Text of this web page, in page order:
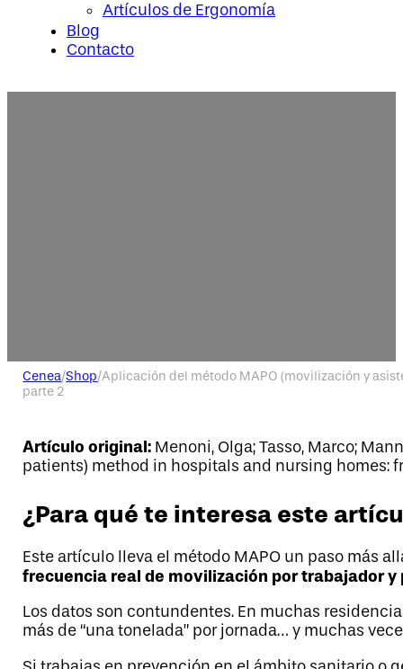
Artículos de Ergonomía
Blog
Contacto
Cenea/Shop/Aplicación del método MAPO (movilización y
parte 2
Artículo original: Menoni, Olga; Tasso, Marco;
patients) method in hospitals and nursing homes:
¿Para qué te interesa este
Este artículo lleva el método MAPO un paso más
frecuencia real de movilización por trabajador y
Los datos son contundentes. En muchas
más de “una tonelada” por jornada… y muchas